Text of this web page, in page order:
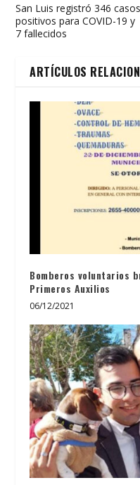
San Luis registró 346 casos
positivos para COVID-19 y
7 fallecidos
ARTÍCULOS
Bomberos voluntarios
Primeros Auxilios
06/12/2021